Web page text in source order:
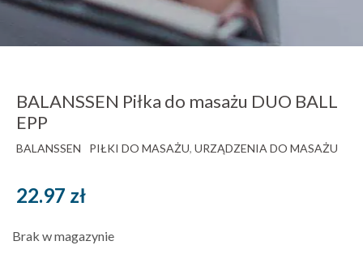
BALANSSEN Piłka do masażu DUO BALL
EPP
BALANSSEN PIŁKI DO MASAŻU, URZĄDZENIA DO MASAŻU
22.97 zł
Brak w magazynie